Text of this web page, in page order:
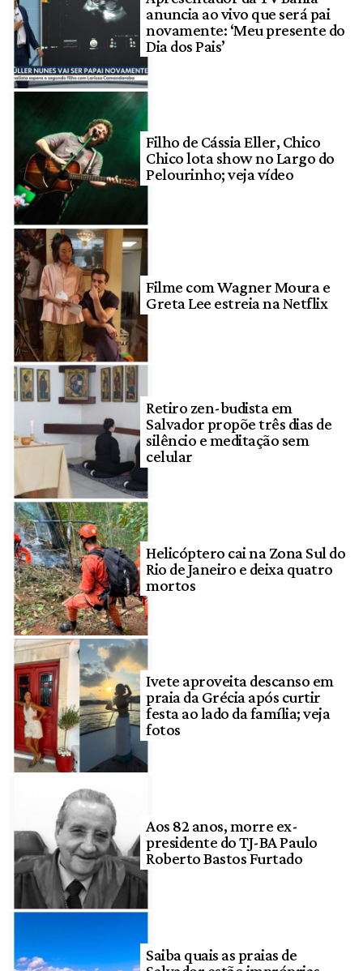
anuncia ao vivo que será pai
novamente: ‘Meu presente do
Dia dos Pais’
Filho de Cássia Eller, Chico
Chico lota show no Largo do
Pelourinho; veja vídeo
Filme com Wagner Moura e
Greta Lee estreia na Netflix
Retiro zen-budista em
Salvador propõe três dias de
silêncio e meditação sem
celular
Helicóptero cai na Zona Sul do
Rio de Janeiro e deixa quatro
mortos
Ivete aproveita descanso em
praia da Grécia após curtir
festa ao lado da família; veja
fotos
Aos 82 anos, morre ex-
presidente do TJ-BA Paulo
Roberto Bastos Furtado
Saiba quais as praias de